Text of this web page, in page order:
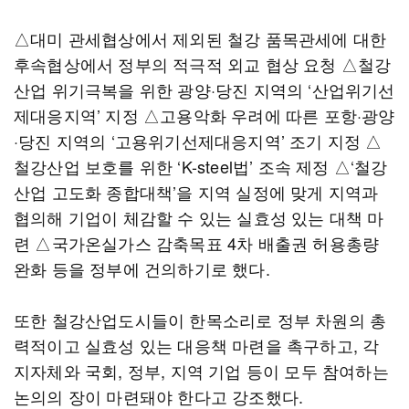
△대미 관세협상에서 제외된 철강 품목관세에 대한
후속협상에서 정부의 적극적 외교 협상 요청 △철강
산업 위기극복을 위한 광양·당진 지역의 ‘산업위기선
제대응지역’ 지정 △고용악화 우려에 따른 포항·광양
·당진 지역의 ‘고용위기선제대응지역’ 조기 지정 △
철강산업 보호를 위한 ‘K-steel법’ 조속 제정 △‘철강
산업 고도화 종합대책’을 지역 실정에 맞게 지역과
협의해 기업이 체감할 수 있는 실효성 있는 대책 마
련 △국가온실가스 감축목표 4차 배출권 허용총량
완화 등을 정부에 건의하기로 했다.
또한 철강산업도시들이 한목소리로 정부 차원의 총
력적이고 실효성 있는 대응책 마련을 촉구하고, 각
지자체와 국회, 정부, 지역 기업 등이 모두 참여하는
논의의 장이 마련돼야 한다고 강조했다.